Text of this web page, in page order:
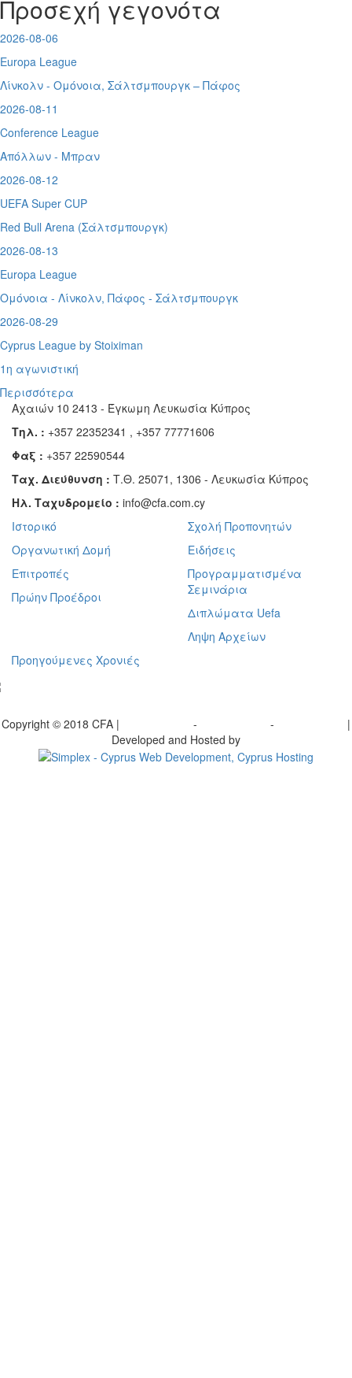
Προσεχή γεγονότα
2026-08-06
Europa League
Λίνκολν - Ομόνοια, Σάλτσμπουργκ – Πάφος
2026-08-11
Conference League
Απόλλων - Μπραν
2026-08-12
UEFA Super CUP
Red Bull Arena (Σάλτσμπουργκ)
2026-08-13
Europa League
Ομόνοια - Λίνκολν, Πάφος - Σάλτσμπουργκ
2026-08-29
Cyprus League by Stoiximan
1η αγωνιστική
Περισσότερα
Αχαιών 10 2413 - Έγκωμη Λευκωσία Κύπρος
Τηλ. : +357 22352341 , +357 77771606
Φαξ : +357 22590544
Ταχ. Διεύθυνση : Τ.Θ. 25071, 1306 - Λευκωσία Κύπρος
Ηλ. Ταχυδρομείο : info@cfa.com.cy
Ιστορικό
Οργανωτική Δομή
Επιτροπές
Πρώην Προέδροι
Σχολή Προπονητών
Ειδήσεις
Προγραμματισμένα
Σεμινάρια
Διπλώματα Uefa
Ληψη Αρχείων
Προηγούμενες Χρονιές
Copyright © 2018 CFA | - -
|
Developed and Hosted by